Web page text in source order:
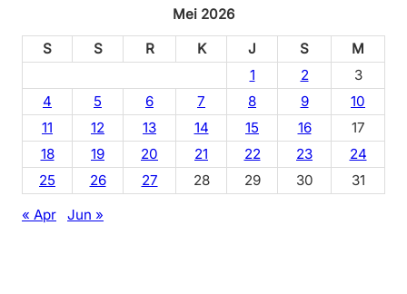
Mei 2026
S
S R K J S
M
1
2
3
4
5 6 7 8 9
10
11
12 13 14 15 16
17
18
19 20 21 22 23
24
25
26 27 28 29 30
31
« Apr
Jun »